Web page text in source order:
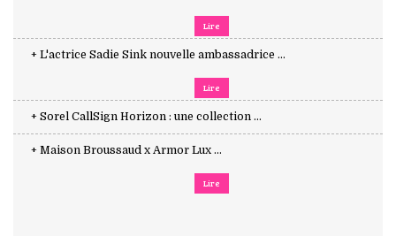
Lire
+ L'actrice Sadie Sink nouvelle ambassadrice ...
Lire
+ Sorel CallSign Horizon : une collection ...
+ Maison Broussaud x Armor Lux ...
Lire